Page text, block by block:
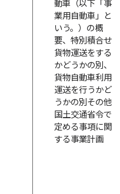
動車（以下「事
業用自動車」と
いう。）の概
要、特別積合せ
貨物運送をする
かどうかの別、
貨物自動車利用
運送を行うかど
うかの別その他
国土交通省令で
定める事項に関
する事業計画